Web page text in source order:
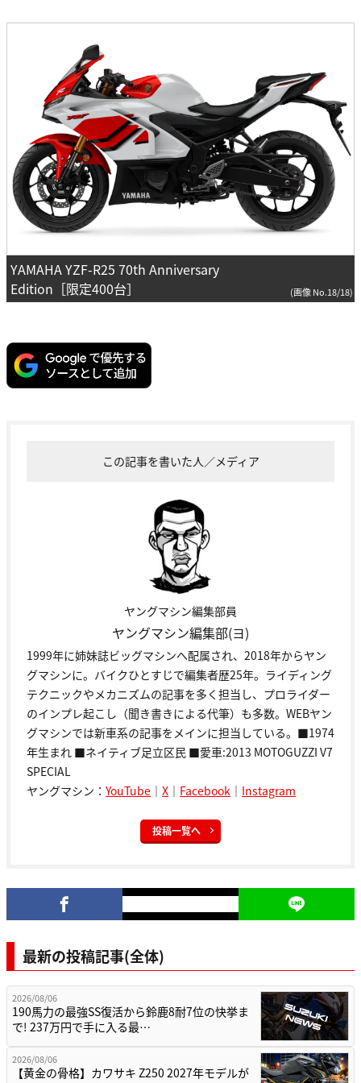
YAMAHA YZF-R25 70th Anniversary
Edition［限定400台］
(画像 No.18/18)
この記事を書いた人／メディア
ヤングマシン編集部員
ヤングマシン編集部(ヨ)
1999年に姉妹誌ビッグマシンへ配属され、2018年からヤン
グマシンに。バイクひとすじで編集者歴25年。ライディング
テクニックやメカニズムの記事を多く担当し、プロライダー
のインプレ起こし（聞き書きによる代筆）も多数。WEBヤン
グマシンでは新車系の記事をメインに担当している。■1974
年生まれ ■ネイティブ足立区民 ■愛車:2013 MOTOGUZZI V7
SPECIAL
ヤングマシン： YouTube ｜ X ｜ Facebook ｜ Instagram
投稿一覧へ
最新の投稿記事(全体)
2026/08/06
190馬力の最強SS復活から鈴鹿8耐7位の快挙ま
で! 237万円で手に入る最…
2026/08/06
【黄金の骨格】カワサキ Z250 2027年モデルが